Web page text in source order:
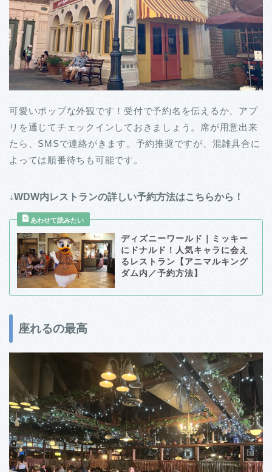
可愛いポップな外観です！受付で予約名を伝えるか、アプ
リを通じてチェックインしておきましょう。席が用意出来
たら、SMSで連絡がきます。予約推奨ですが、混雑具合に
よっては順番待ちも可能です。
↓WDW内レストランの詳しい予約方法はこちらから！
ディズニーワールド｜ミッキー
にドナルド！人気キャラに会え
るレストラン【アニマルキング
ダム内／予約方法】
座れるの最高